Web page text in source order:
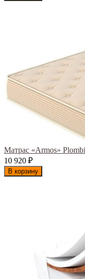
Матрас «Armos»
10 920 ₽
В корзину